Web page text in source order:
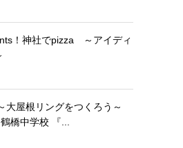
！神社でpizza ～アイディ
大屋根リングをつくろう～
橋中学校 『...